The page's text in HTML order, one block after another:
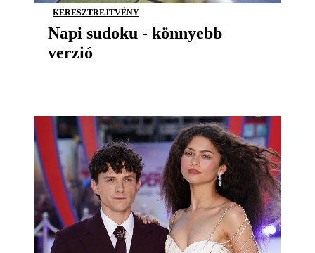
KERESZTREJTVÉNY
Napi sudoku - könnyebb
verzió